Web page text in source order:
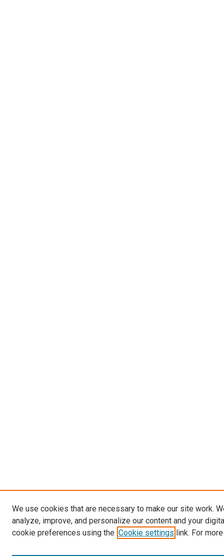
We use cookies that are necessary to make our site work.
analyze, improve, and personalize our content and your
cookie preferences using the Cookie settings link. For